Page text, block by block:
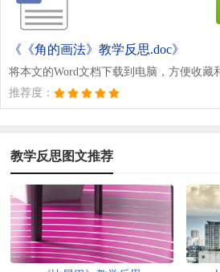
《《角的画法》教学反思.doc》
将本文的Word文档下载到电脑，方便收藏
推荐度：
教学反思图文推荐